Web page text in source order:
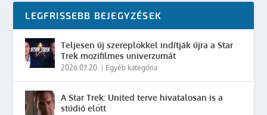
LEGFRISSEBB BEJEGYZÉSEK
Teljesen új szereplőkkel indítják újra a Star
Trek mozifilmes univerzumát
2026.07.20. Egyéb kategória
A Star Trek: United terve hivatalosan is a
stúdió előtt